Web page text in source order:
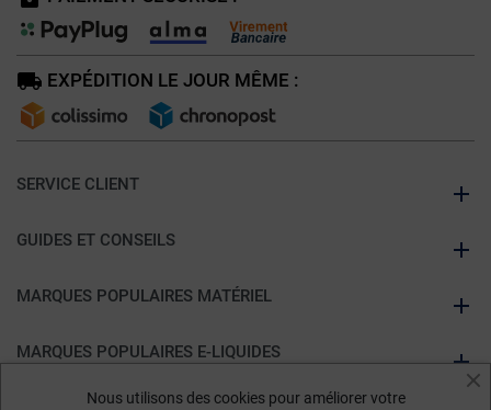
EXPÉDITION LE JOUR MÊME :
SERVICE CLIENT
GUIDES ET CONSEILS
MARQUES POPULAIRES MATÉRIEL
MARQUES POPULAIRES E-LIQUIDES
Nous utilisons des cookies pour améliorer votre